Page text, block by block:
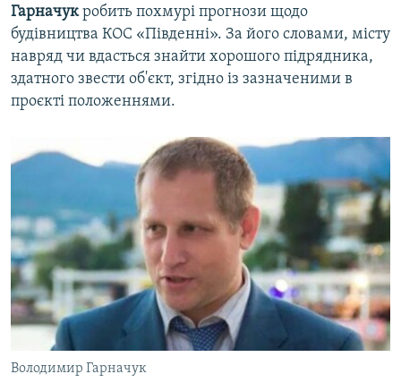
Гарначукробить похмурі прогнози щодо
будівництва КОС «Південні». За його словами, місту
навряд чи вдасться знайти хорошого підрядника,
здатного звести об'єкт, згідно із зазначеними в
проєкті положеннями.
Володимир Гарначук